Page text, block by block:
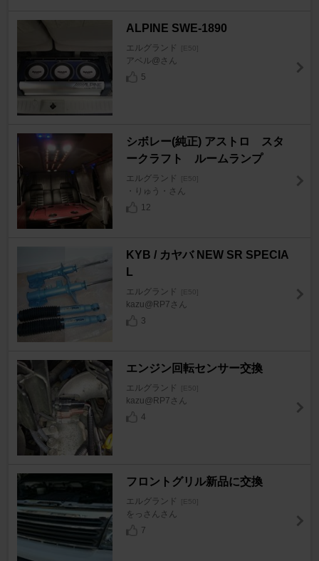
ALPINE SWE-1890
エルグランド [E50]
アベル@さん
5
シボレー(純正) アストロ スタ
ークラフト ルームランプ
エルグランド [E50]
・りゅう・さん
12
KYB / カヤバ NEW SR SPECIA
L
エルグランド [E50]
kazu@RP7さん
3
エンジン回転センサー交換
エルグランド [E50]
kazu@RP7さん
4
フロントグリル新品に交換
エルグランド [E50]
をっさんさん
7